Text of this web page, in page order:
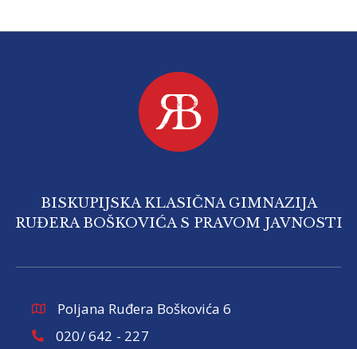
BISKUPIJSKA KLASIČNA GIMNAZIJA
RUĐERA BOŠKOVIĆA S PRAVOM JAVNOSTI
Poljana Ruđera Boškovića 6
020/ 642 - 227